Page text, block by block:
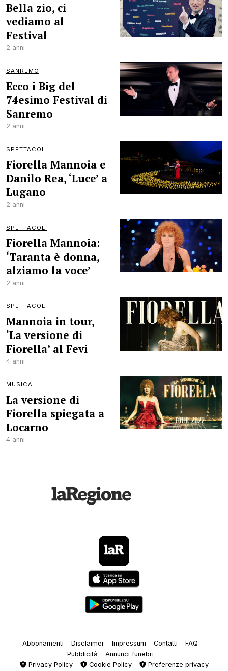
Bella zio, ci
vediamo al
Festival
2 anni
SANREMO
Ecco i Big del
74esimo Festival di
Sanremo
2 anni
SPETTACOLI
Fiorella Mannoia e
Danilo Rea, ‘Luce’ a
Lugano
2 anni
SPETTACOLI
Fiorella Mannoia:
‘Taranta è donna,
alziamo la voce’
2 anni
SPETTACOLI
Mannoia in tour,
‘La versione di
Fiorella’ al Fevi
4 anni
MUSICA
La versione di
Fiorella spiegata a
Locarno
4 anni
Abbonamenti Disclaimer Impressum Contatti
FAQ
Pubblicità
Annunci funebri
Privacy Policy
Cookie Policy Preferenze privacy